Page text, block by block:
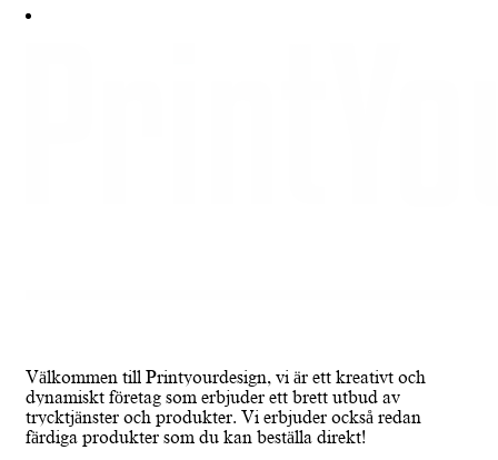
Välkommen till Printyourdesign, vi är ett kreativt och
dynamiskt företag som erbjuder ett brett utbud av
trycktjänster och produkter. Vi erbjuder också redan
färdiga produkter som du kan beställa direkt!